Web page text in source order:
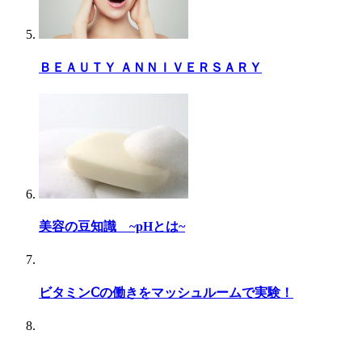
ＢＥＡＵＴＹ ＡＮＮＩＶＥＲＳＡＲＹ
美容の豆知識 ~pHとは~
ビタミンⅭの働きをマッシュルームで実験！